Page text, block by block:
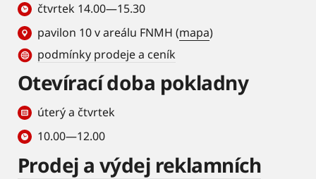
čtvrtek 14.00—15.30
pavilon 10 v areálu FNMH (mapa)
podmínky prodeje a ceník
Otevírací doba pokladny
úterý a čtvrtek
10.00—12.00
Prodej a výdej reklamních